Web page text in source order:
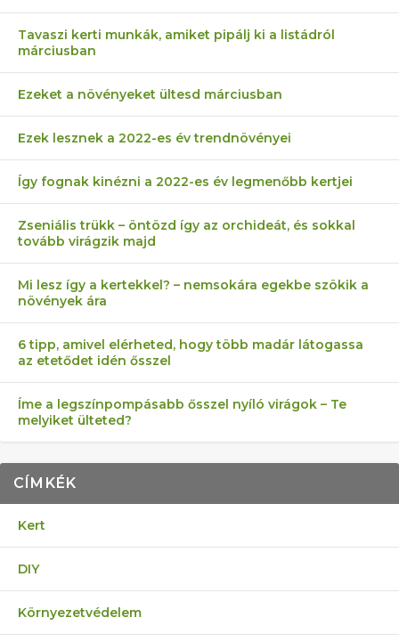
Tavaszi kerti munkák, amiket pipálj ki a listádról
márciusban
Ezeket a növényeket ültesd márciusban
Ezek lesznek a 2022-es év trendnövényei
Így fognak kinézni a 2022-es év legmenőbb kertjei
Zseniális trükk – öntözd így az orchideát, és sokkal
tovább virágzik majd
Mi lesz így a kertekkel? – nemsokára egekbe szökik a
növények ára
6 tipp, amivel elérheted, hogy több madár látogassa
az etetődet idén ősszel
Íme a legszínpompásabb ősszel nyíló virágok – Te
melyiket ülteted?
CÍMKÉK
Kert
DIY
Környezetvédelem